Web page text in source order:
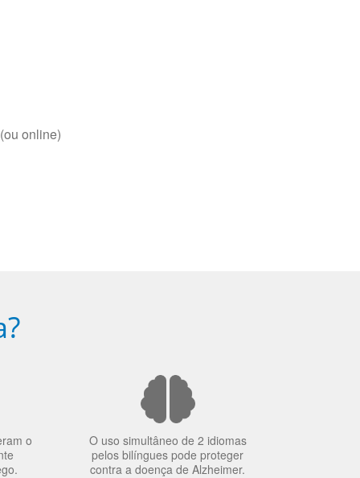
online)
o
O uso simultâneo de 2 idiomas
pelos bilíngues pode proteger
contra a doença de Alzheimer.